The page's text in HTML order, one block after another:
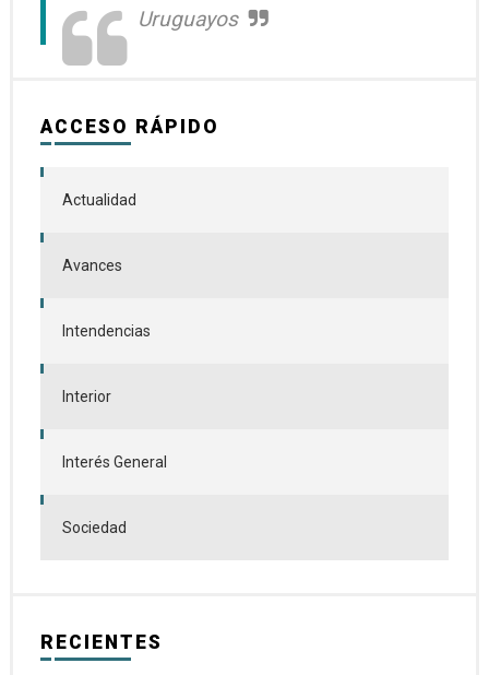
Uruguayos
ACCESO RÁPIDO
Actualidad
Avances
Intendencias
Interior
Interés General
Sociedad
RECIENTES